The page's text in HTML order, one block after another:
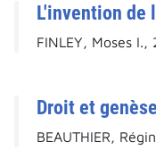
L'invention de
FINLEY, Moses I.,
Droit et
BEAUTHIER,